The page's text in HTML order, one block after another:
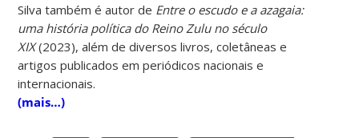
Silva também é autor de Entre o escudo e a azagaia:
uma história política do Reino Zulu no século
XIX(2023), além de diversos livros, coletâneas e
artigos publicados em periódicos nacionais e
internacionais.
(mais…)